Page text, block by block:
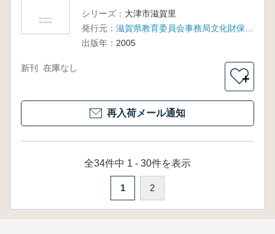
シリーズ： 大津市滋賀里
発行元：
出版年： 2005
新刊 在庫なし
＋
再入荷メール通知
全34件中 1 - 30件を表示
1 2